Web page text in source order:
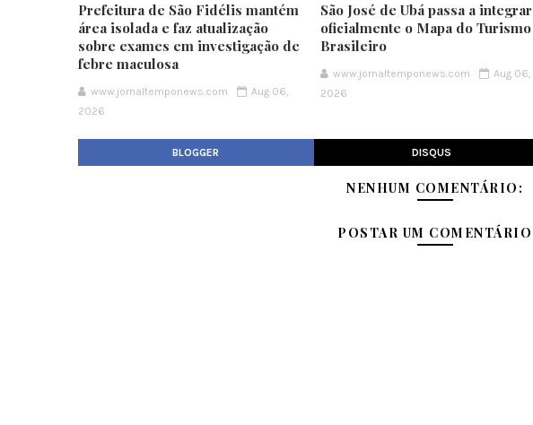
Prefeitura de São Fidélis mantém
área isolada e faz atualização
sobre exames em investigação de
febre maculosa
www.jornaltemponews.com
Aug 06,
2026
São José de Ubá passa a integrar
oficialmente o Mapa do Turismo
Brasileiro
www.jornaltemponews.com
Aug 06,
2026
BLOGGER DISQUS
NENHUM COMENTÁRIO:
POSTAR UM COMENTÁRIO